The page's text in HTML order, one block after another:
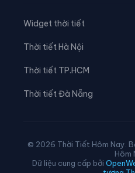
Widget thời tiết
Thời tiết Hà Nội
Thời tiết TP.HCM
Thời tiết Đà Nẵng
© 2026 Thời Tiết Hôm Nay.
Hôm
Dữ liệu cung cấp bởi